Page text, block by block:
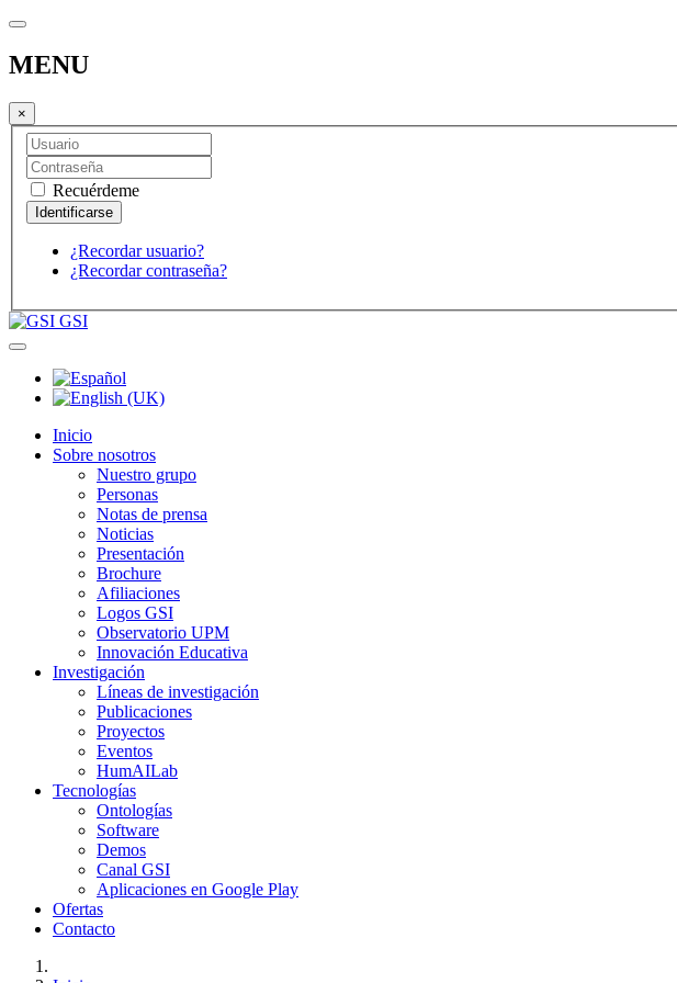
MENU
×
Recuérdeme
¿Recordar usuario?
¿Recordar contraseña?
GSI
Inicio
Sobre nosotros
Nuestro grupo
Personas
Notas de prensa
Noticias
Presentación
Brochure
Afiliaciones
Logos GSI
Observatorio UPM
Innovación Educativa
Investigación
Líneas de investigación
Publicaciones
Proyectos
Eventos
HumAILab
Tecnologías
Ontologías
Software
Demos
Canal GSI
Aplicaciones en Google Play
Ofertas
Contacto